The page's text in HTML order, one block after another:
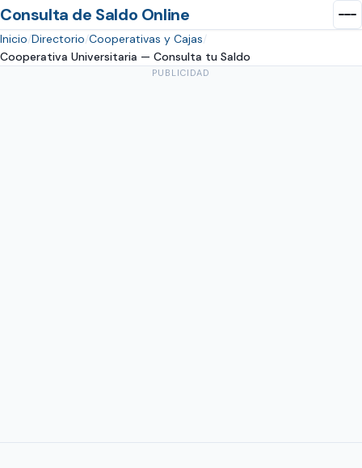
Consulta de Saldo Online
Inicio Directorio Cooperativas y Cajas
Cooperativa Universitaria — Consulta tu Saldo
PUBLICIDAD